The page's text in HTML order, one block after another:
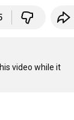
video while it